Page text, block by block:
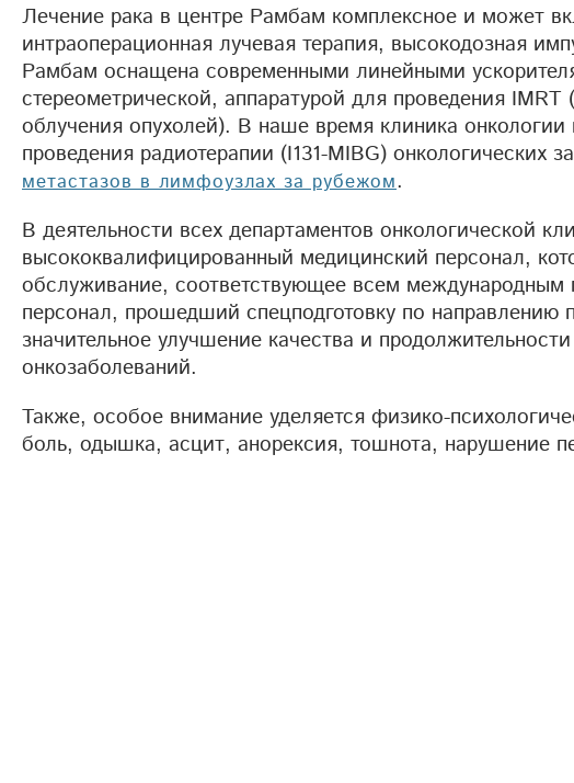
Лечение рака в центре Рамбам комплексное и может
интраоперационная лучевая терапия, высокодозная
Рамбам оснащена современными линейными
стереометрической, аппаратурой для проведения
облучения опухолей). В наше время клиника
проведения радиотерапии (I131-MIBG) онкологических
метастазов в лимфоузлах за рубежом.
В деятельности всех департаментов онкологической
высококвалифицированный медицинский персонал,
обслуживание, соответствующее всем международным
персонал, прошедший спецподготовку по направлению
значительное улучшение качества и
онкозаболеваний.
Также, особое внимание уделяется физико-
боль, одышка, асцит, анорексия, тошнота, нарушение